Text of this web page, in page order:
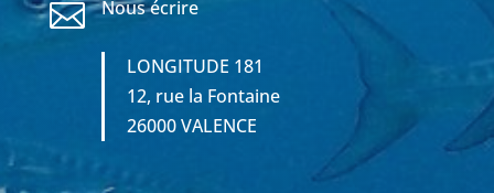
 Nous écrire
LONGITUDE 181
12, rue la Fontaine
26000 VALENCE